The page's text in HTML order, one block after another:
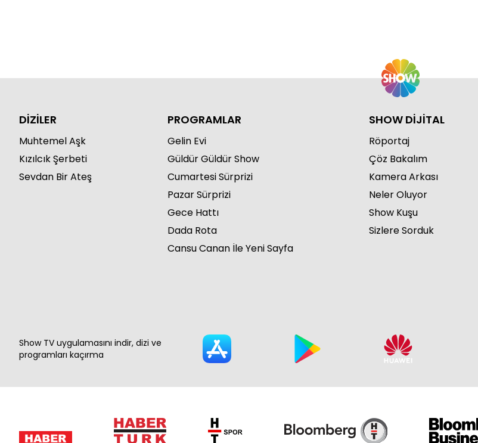
DİZİLER
Muhtemel Aşk
Kızılcık Şerbeti
Sevdan Bir Ateş
PROGRAMLAR
Gelin Evi
Güldür Güldür Show
Cumartesi Sürprizi
Pazar Sürprizi
Gece Hattı
Dada Rota
Cansu Canan İle Yeni Sayfa
SHOW DİJİTAL
Röportaj
Çöz Bakalım
Kamera Arkası
Neler Oluyor
Show Kuşu
Sizlere Sorduk
Show TV uygulamasını indir, dizi ve
programları kaçırma